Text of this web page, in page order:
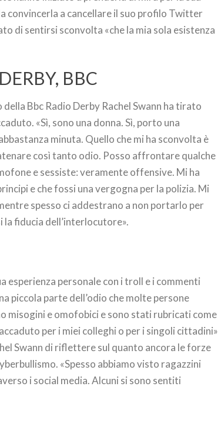
convincerla a cancellare il suo profilo Twitter
di sentirsi sconvolta «che la mia sola esistenza
BBC
Bbc Radio Derby Rachel Swann ha tirato
«Sì, sono una donna. Sì, porto una
minuta. Quello che mi ha sconvolta è
così tanto odio. Posso affrontare qualche
e sessiste: veramente offensive. Mi ha
e che fossi una vergogna per la polizia. Mi
spesso ci addestrano a non portarlo per
fiducia dell’interlocutore».
esperienza personale con i troll e i commenti
piccola parte dell’odio che molte persone
misogini e omofobici e sono stati rubricati come
per i miei colleghi o per i singoli cittadini»
Swann di riflettere sul quanto ancora le forze
«Spesso abbiamo visto ragazzini
i social media. Alcuni si sono sentiti